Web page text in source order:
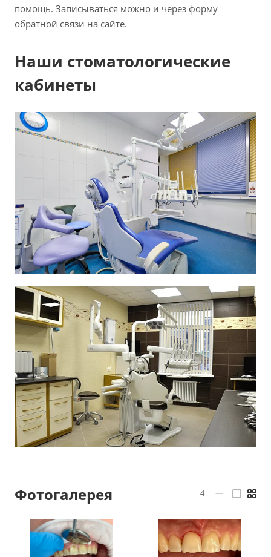
помощь. Записываться можно и через форму
обратной связи на сайте.
Наши стоматологические
кабинеты
Фотогалерея 4 —